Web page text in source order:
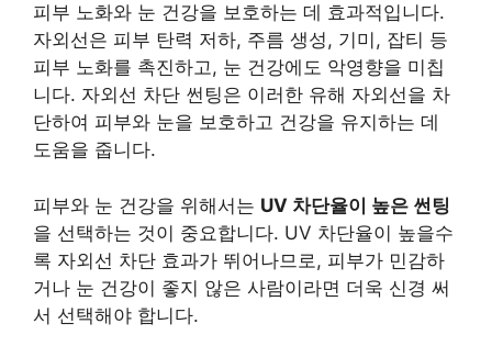
피부 노화와 눈 건강을 보호하는 데 효과적입니다.
자외선은 피부 탄력 저하, 주름 생성, 기미, 잡티 등
피부 노화를 촉진하고, 눈 건강에도 악영향을 미칩
니다. 자외선 차단 썬팅은 이러한 유해 자외선을 차
단하여 피부와 눈을 보호하고 건강을 유지하는 데
도움을 줍니다.
피부와 눈 건강을 위해서는 UV 차단율이 높은 썬팅
을 선택하는 것이 중요합니다. UV 차단율이 높을수
록 자외선 차단 효과가 뛰어나므로, 피부가 민감하
거나 눈 건강이 좋지 않은 사람이라면 더욱 신경 써
서 선택해야 합니다.